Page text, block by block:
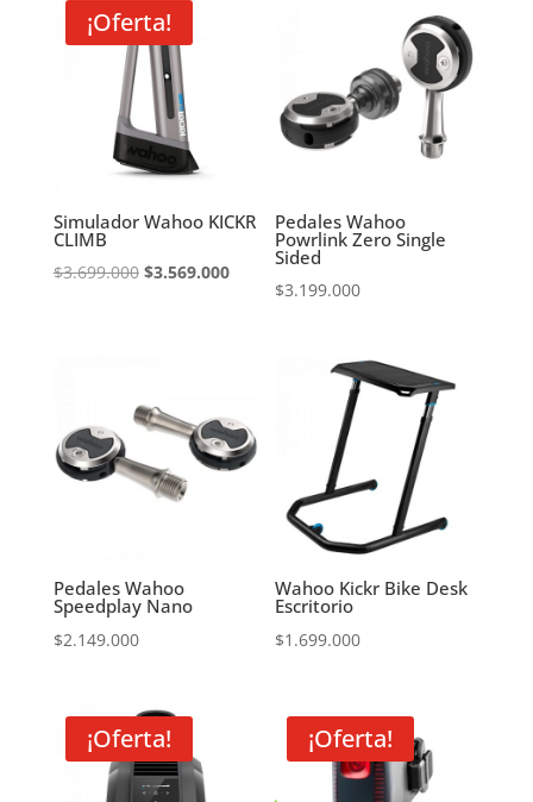
¡Oferta!
Simulador Wahoo KICKR
CLIMB
$3.699.000 El
$3.569.000El
precio
Pedales Wahoo
Powrlink Zero Single
Sided
$3.199.000
Pedales Wahoo
Speedplay Nano
$2.149.000
Wahoo Kickr Bike Desk
Escritorio
$1.699.000
¡Oferta! ¡Oferta!